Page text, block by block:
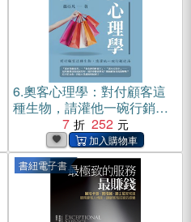
6.奧客心理學：對付顧客這
種生物，請灌他一碗行銷迷
湯(電子書)
7 252
書紐電子書